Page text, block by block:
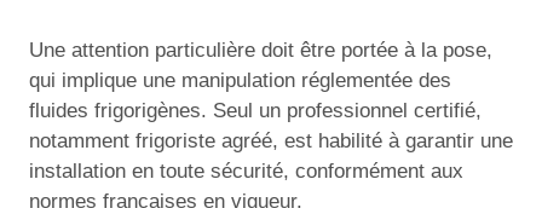
Une attention particulière doit être portée à la pose,
qui implique une manipulation réglementée des
fluides frigorigènes. Seul un professionnel certifié,
notamment frigoriste agréé, est habilité à garantir une
installation en toute sécurité, conformément aux
normes françaises en vigueur.